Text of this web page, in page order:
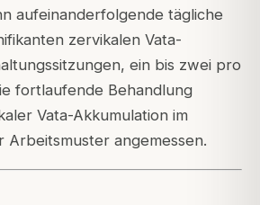
aufeinanderfolgende tägliche
zervikalen Vata-
ein bis zwei pro
fortlaufende Behandlung
Vata-Akkumulation im
Arbeitsmuster angemessen.